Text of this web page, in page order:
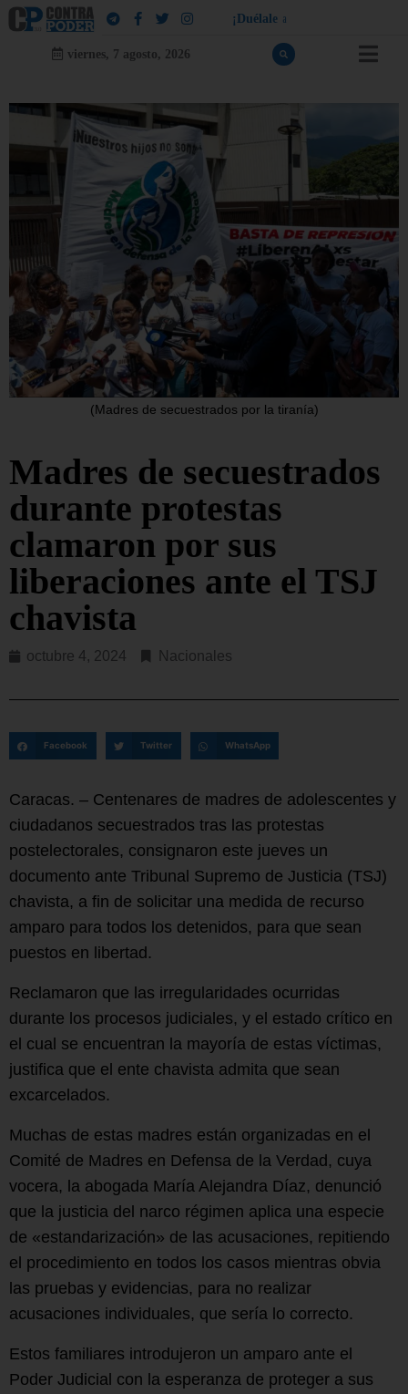
¡ Dué a e a
viernes, 7 agosto, 2026
(Madres de secuestrados por la tiranía)
Madres de secuestrados
durante protestas
clamaron por sus
liberaciones ante el TSJ
chavista
octubre 4, 2024 Nacionales
Facebook Twitter WhatsApp
Caracas. – Centenares de madres de adolescentes y
ciudadanos secuestrados tras las protestas
postelectorales, consignaron este jueves un
documento ante Tribunal Supremo de Justicia (TSJ)
chavista, a fin de solicitar una medida de recurso
amparo para todos los detenidos, para que sean
puestos en libertad.
Reclamaron que las irregularidades ocurridas
durante los procesos judiciales, y el estado crítico en
el cual se encuentran la mayoría de estas víctimas,
justifica que el ente chavista admita que sean
excarcelados.
Muchas de estas madres están organizadas en el
Comité de Madres en Defensa de la Verdad, cuya
vocera, la abogada María Alejandra Díaz, denunció
que la justicia del narco régimen aplica una especie
de «estandarización» de las acusaciones, repitiendo
el procedimiento en todos los casos mientras obvia
las pruebas y evidencias, para no realizar
acusaciones individuales, que sería lo correcto.
Estos familiares introdujeron un amparo ante el
Poder Judicial con la esperanza de proteger a sus